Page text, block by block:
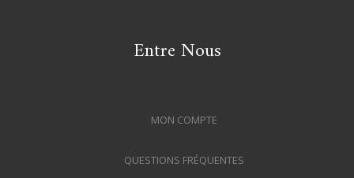
Entre Nous
MON COMPTE
QUESTIONS FRÉQUENTES